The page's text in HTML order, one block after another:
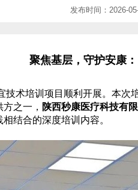
发布时间：2026-
聚焦基层，守护安康
技术培训项目顺利开展。本次
之一， 陕西秒康医疗科技有
结合的深度培训内容。